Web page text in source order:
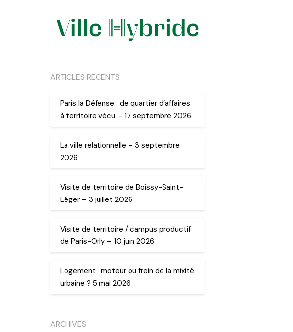
ARTICLES RECENTS
Paris la Défense : de quartier d’affaires
à territoire vécu – 17 septembre 2026
La ville relationnelle – 3 septembre
2026
Visite de territoire de Boissy-Saint-
Léger – 3 juillet 2026
Visite de territoire / campus productif
de Paris-Orly – 10 juin 2026
Logement : moteur ou frein de la mixité
urbaine ? 5 mai 2026
ARCHIVES